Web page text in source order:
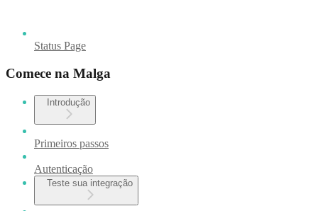
Status Page
Comece na Malga
Introdução
Primeiros passos
Autenticação
Teste sua integração